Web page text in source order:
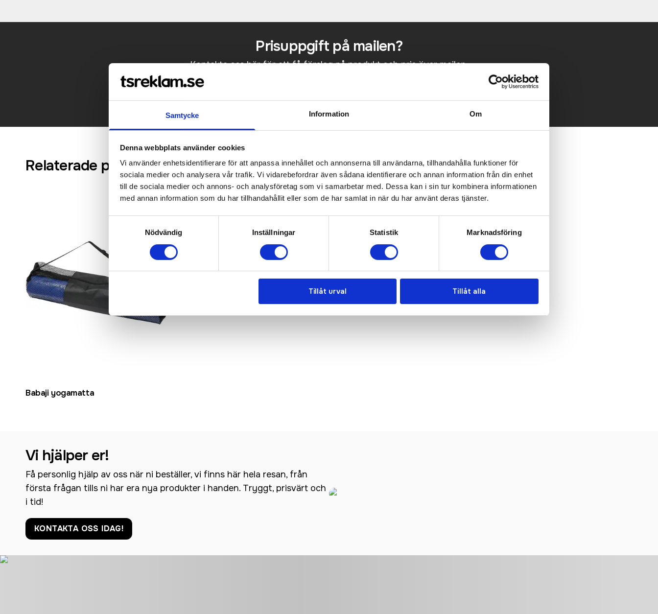
Samtycke Information Om
Denna webbplats använder cookies
Vi använder enhetsidentifierare för att anpassa innehållet och annonserna till användarna, tillhandahålla funktioner för
sociala medier och analysera vår trafik. Vi vidarebefordrar även sådana identifierare och annan information från din enhet
till de sociala medier och annons- och analysföretag som vi samarbetar med. Dessa kan i sin tur kombinera informationen
med annan information som du har tillhandahållit eller som de har samlat in när du har använt deras tjänster.
Nödvändig
Inställningar Statistik Marknadsföring
Tillåt urval Tillåt alla
Prisuppgift på mailen?
Kontakta oss här för att få förslag på produkt och pris över mailen.
KONTAKTA OSS
Relaterade produkter
Babaji yogamatta
Vi hjälper er!
Få personlig hjälp av oss när ni beställer, vi finns här hela resan, från
första frågan tills ni har era nya produkter i handen. Tryggt, prisvärt och
i tid!
KONTAKTA OSS IDAG!